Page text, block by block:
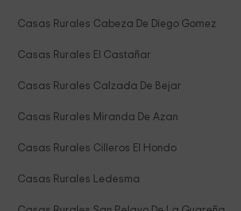
Casas Rurales Cabeza De Diego Gomez
Casas Rurales El Castañar
Casas Rurales Calzada De Bejar
Casas Rurales Miranda De Azan
Casas Rurales Cilleros El Hondo
Casas Rurales Ledesma